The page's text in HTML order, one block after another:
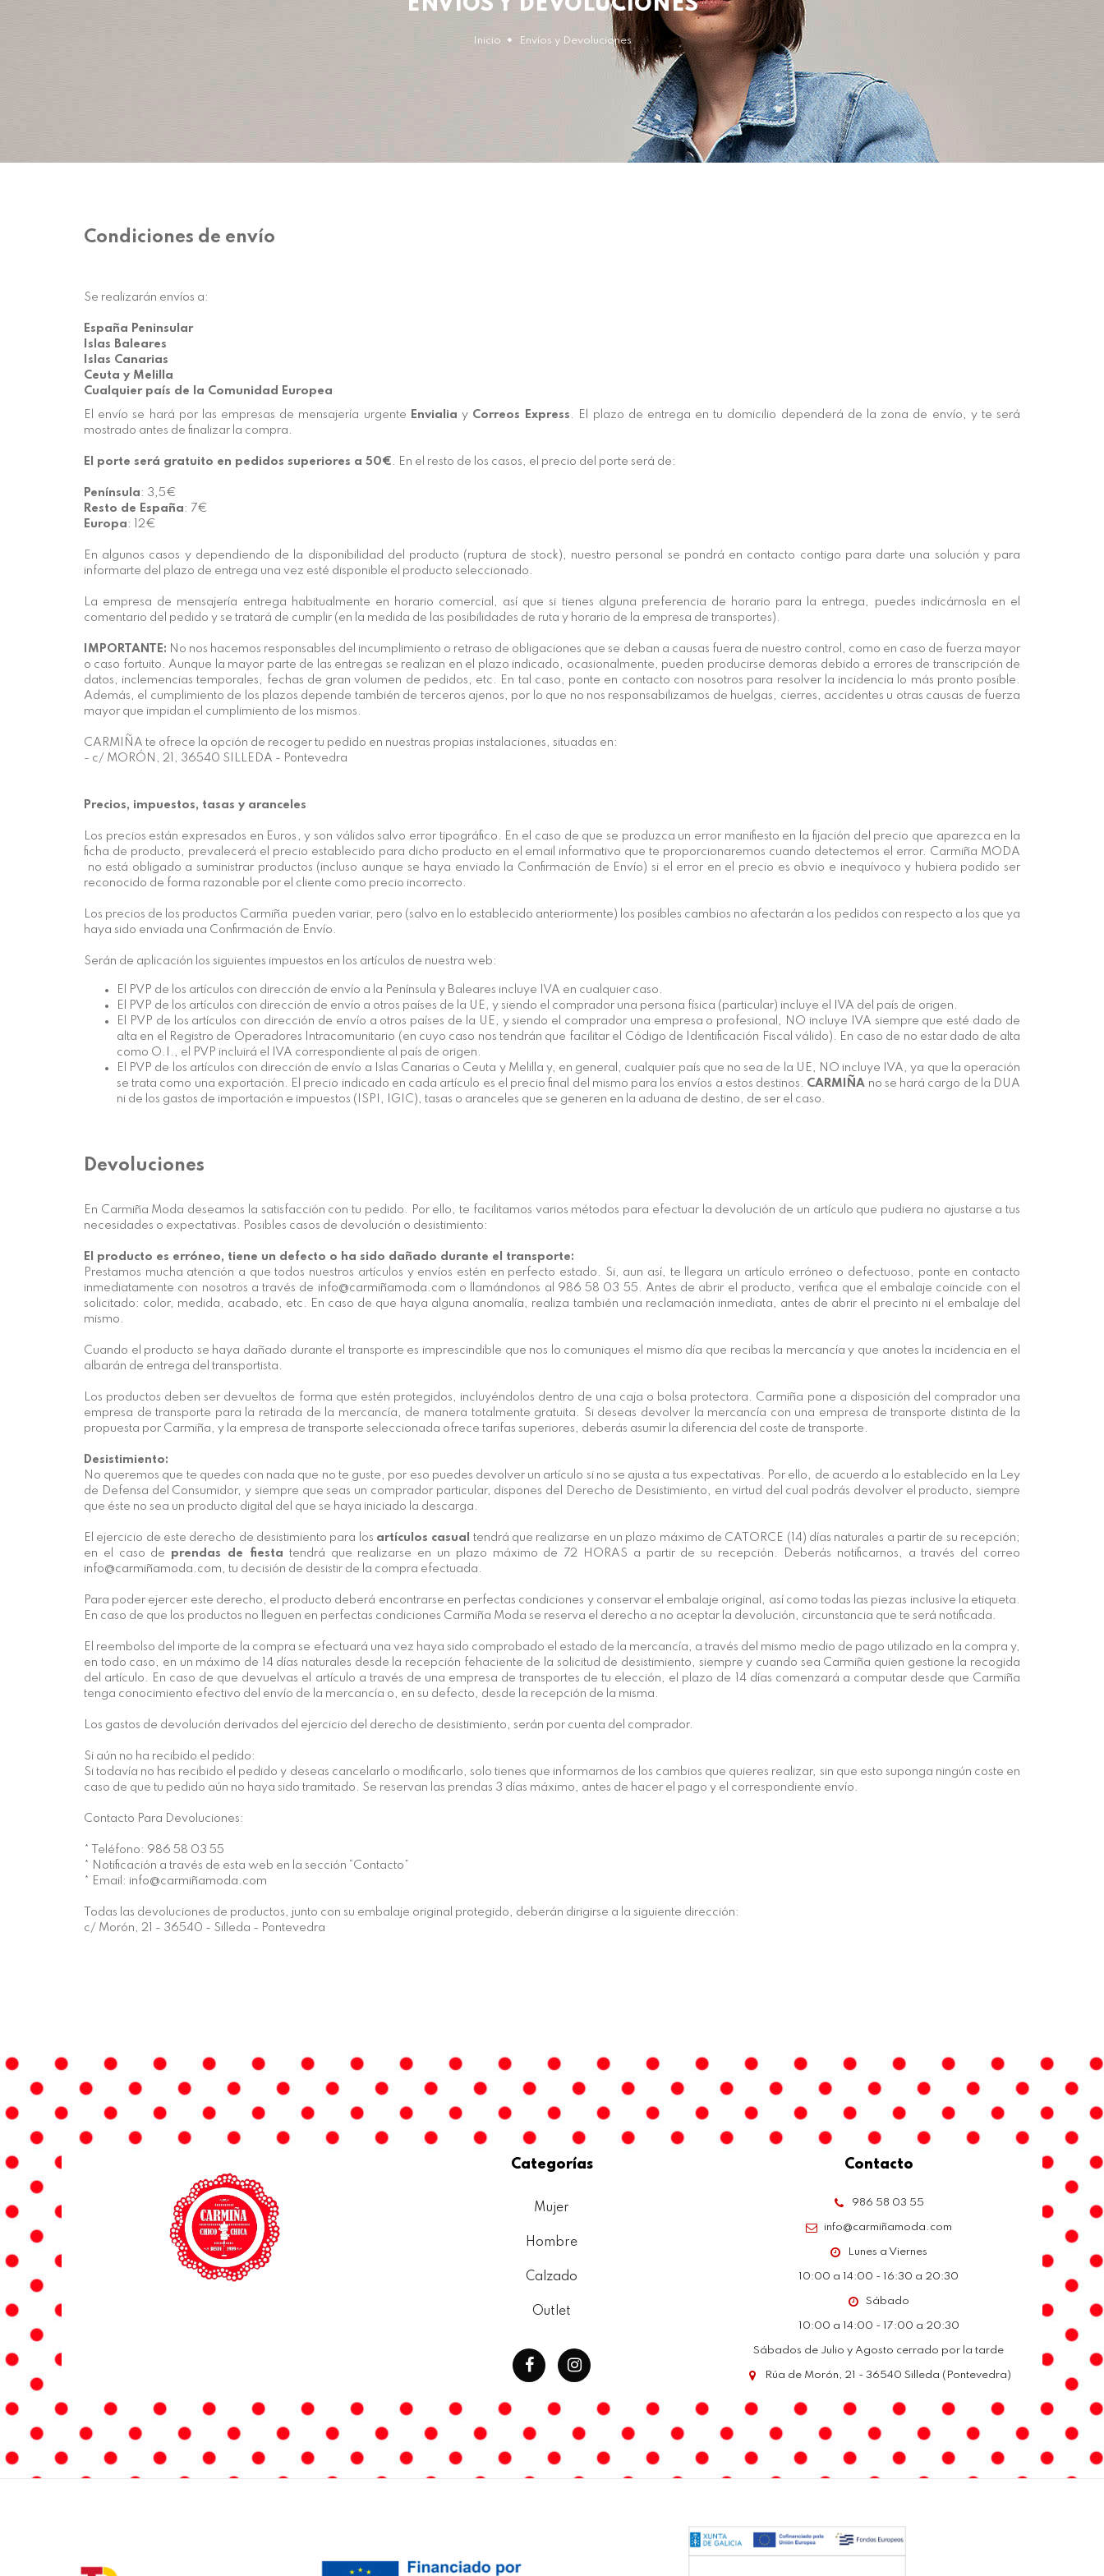
ENVÍOS Y DEVOLUCIONES
Inicio Envíos y Devoluciones
Condiciones de envío
Se realizarán envíos a:
España Peninsular
Islas Baleares
Islas Canarias
Ceuta y Melilla
Cualquier país de la Comunidad Europea
El envío se hará por las empresas de mensajería urgente Envialia y Correos Express . El plazo de entrega en tu domicilio dependerá de la zona de envío, y te será
mostrado antes de finalizar la compra.
El porte será gratuito en pedidos superiores a 50€ . En el resto de los casos, el precio del porte será de:
Península : 3,5€
Resto de España : 7€
Europa : 12€
En algunos casos y dependiendo de la disponibilidad del producto (ruptura de stock), nuestro personal se pondrá en contacto contigo para darte una solución y para
informarte del plazo de entrega una vez esté disponible el producto seleccionado.
La empresa de mensajería entrega habitualmente en horario comercial, así que si tienes alguna preferencia de horario para la entrega, puedes indicárnosla en el
comentario del pedido y se tratará de cumplir (en la medida de las posibilidades de ruta y horario de la empresa de transportes).
IMPORTANTE: No nos hacemos responsables del incumplimiento o retraso de obligaciones que se deban a causas fuera de nuestro control, como en caso de fuerza mayor
o caso fortuito. Aunque la mayor parte de las entregas se realizan en el plazo indicado, ocasionalmente, pueden producirse demoras debido a errores de transcripción de
datos, inclemencias temporales, fechas de gran volumen de pedidos, etc. En tal caso, ponte en contacto con nosotros para resolver la incidencia lo más pronto posible.
Además, el cumplimiento de los plazos depende también de terceros ajenos, por lo que no nos responsabilizamos de huelgas, cierres, accidentes u otras causas de fuerza
mayor que impidan el cumplimiento de los mismos.
CARMIÑA te ofrece la opción de recoger tu pedido en nuestras propias instalaciones, situadas en:
- c/ MORÓN, 21, 36540 SILLEDA - Pontevedra
Precios, impuestos, tasas y aranceles
Los precios están expresados en Euros, y son válidos salvo error tipográfico. En el caso de que se produzca un error manifiesto en la fijación del precio que aparezca en la
ficha de producto, prevalecerá el precio establecido para dicho producto en el email informativo que te proporcionaremos cuando detectemos el error. Carmiña MODA
no está obligado a suministrar productos (incluso aunque se haya enviado la Confirmación de Envío) si el error en el precio es obvio e inequívoco y hubiera podido ser
reconocido de forma razonable por el cliente como precio incorrecto.
Los precios de los productos Carmiña pueden variar, pero (salvo en lo establecido anteriormente) los posibles cambios no afectarán a los pedidos con respecto a los que ya
haya sido enviada una Confirmación de Envío.
Serán de aplicación los siguientes impuestos en los artículos de nuestra web:
El PVP de los artículos con dirección de envío a la Península y Baleares incluye IVA en cualquier caso.
El PVP de los artículos con dirección de envío a otros países de la UE, y siendo el comprador una persona física (particular) incluye el IVA del país de origen.
El PVP de los artículos con dirección de envío a otros países de la UE, y siendo el comprador una empresa o profesional, NO incluye IVA siempre que esté dado de
alta en el Registro de Operadores Intracomunitario (en cuyo caso nos tendrán que facilitar el Código de Identificación Fiscal válido). En caso de no estar dado de alta
como O.I., el PVP incluirá el IVA correspondiente al país de origen.
El PVP de los artículos con dirección de envío a Islas Canarias o Ceuta y Melilla y, en general, cualquier país que no sea de la UE, NO incluye IVA, ya que la operación
se trata como una exportación. El precio indicado en cada artículo es el precio final del mismo para los envíos a estos destinos. CARMIÑA no se hará cargo de la DUA
ni de los gastos de importación e impuestos (ISPI, IGIC), tasas o aranceles que se generen en la aduana de destino, de ser el caso.
Devoluciones
En Carmiña Moda deseamos la satisfacción con tu pedido. Por ello, te facilitamos varios métodos para efectuar la devolución de un artículo que pudiera no ajustarse a tus
necesidades o expectativas. Posibles casos de devolución o desistimiento:
El producto es erróneo, tiene un defecto o ha sido dañado durante el transporte:
Prestamos mucha atención a que todos nuestros artículos y envíos estén en perfecto estado. Si, aun así, te llegara un artículo erróneo o defectuoso, ponte en contacto
inmediatamente con nosotros a través de info@carmiñamoda.com o llamándonos al 986 58 03 55. Antes de abrir el producto, verifica que el embalaje coincide con el
solicitado: color, medida, acabado, etc. En caso de que haya alguna anomalía, realiza también una reclamación inmediata, antes de abrir el precinto ni el embalaje del
mismo.
Cuando el producto se haya dañado durante el transporte es imprescindible que nos lo comuniques el mismo día que recibas la mercancía y que anotes la incidencia en el
albarán de entrega del transportista.
Los productos deben ser devueltos de forma que estén protegidos, incluyéndolos dentro de una caja o bolsa protectora. Carmiña pone a disposición del comprador una
empresa de transporte para la retirada de la mercancía, de manera totalmente gratuita. Si deseas devolver la mercancía con una empresa de transporte distinta de la
propuesta por Carmiña, y la empresa de transporte seleccionada ofrece tarifas superiores, deberás asumir la diferencia del coste de transporte.
Desistimiento:
No queremos que te quedes con nada que no te guste, por eso puedes devolver un artículo si no se ajusta a tus expectativas. Por ello, de acuerdo a lo establecido en la Ley
de Defensa del Consumidor, y siempre que seas un comprador particular, dispones del Derecho de Desistimiento, en virtud del cual podrás devolver el producto, siempre
que éste no sea un producto digital del que se haya iniciado la descarga.
El ejercicio de este derecho de desistimiento para los artículos casual
tendrá que realizarse en un plazo máximo de CATORCE (14) días naturales a partir de su recepción;
en el caso de prendas de fiesta tendrá que realizarse en un plazo máximo de 72 HORAS a partir de su recepción. Deberás notificarnos, a través del correo
info@carmiñamoda.com, tu decisión de desistir de la compra efectuada.
Para poder ejercer este derecho, el producto deberá encontrarse en perfectas condiciones y conservar el embalaje original, así como todas las piezas inclusive la etiqueta.
En caso de que los productos no lleguen en perfectas condiciones Carmiña Moda se reserva el derecho a no aceptar la devolución, circunstancia que te será notificada.
El reembolso del importe de la compra se efectuará una vez haya sido comprobado el estado de la mercancía, a través del mismo medio de pago utilizado en la compra y,
en todo caso, en un máximo de 14 días naturales desde la recepción fehaciente de la solicitud de desistimiento, siempre y cuando sea Carmiña quien gestione la recogida
del artículo. En caso de que devuelvas el artículo a través de una empresa de transportes de tu elección, el plazo de 14 días comenzará a computar desde que Carmiña
tenga conocimiento efectivo del envío de la mercancía o, en su defecto, desde la recepción de la misma.
Los gastos de devolución derivados del ejercicio del derecho de desistimiento, serán por cuenta del comprador.
Si aún no ha recibido el pedido:
Si todavía no has recibido el pedido y deseas cancelarlo o modificarlo, solo tienes que informarnos de los cambios que quieres realizar, sin que esto suponga ningún coste en
caso de que tu pedido aún no haya sido tramitado. Se reservan las prendas 3 días máximo, antes de hacer el pago y el correspondiente envío.
Contacto Para Devoluciones:
* Teléfono: 986 58 03 55
* Notificación a través de esta web en la sección “Contacto”
* Email: info@carmiñamoda.com
Todas las devoluciones de productos, junto con su embalaje original protegido, deberán dirigirse a la siguiente dirección:
c/ Morón, 21 - 36540 - Silleda - Pontevedra
Categorías
Mujer
Hombre
Calzado
Outlet
Contacto
986 58 03 55
info@carmiñamoda.com
Lunes a Viernes
10:00 a 14:00 - 16:30 a 20:30
Sábado
10:00 a 14:00 - 17:00 a 20:30
Sábados de Julio y Agosto cerrado por la tarde
Rúa de Morón, 21 - 36540 Silleda (Pontevedra)